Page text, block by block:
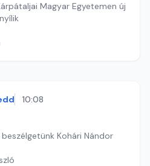
Magyar Egyetemen új
10:08
Kohári Nándor